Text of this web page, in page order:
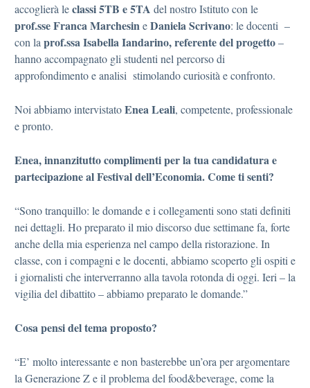
accoglierà leclassi 5TB e 5TA del nostro Istituto con le
prof.sse Franca MarchesineDaniela Scrivano: le docenti –
con la prof.ssa Isabella Iandarino, referente del progetto–
hanno accompagnato gli studenti nel percorso di
approfondimento e analisi stimolando curiosità e confronto.
Noi abbiamo intervistatoEnea Leali, competente, professionale
e pronto.
Enea, innanzitutto complimenti per la tua candidatura e
partecipazione al Festival dell’Economia. Come ti senti?
“Sono tranquillo: le domande e i collegamenti sono stati definiti
nei dettagli. Ho preparato il mio discorso due settimane fa, forte
anche della mia esperienza nel campo della ristorazione. In
classe, con i compagni e le docenti, abbiamo scoperto gli ospiti e
i giornalisti che interverranno alla tavola rotonda di oggi. Ieri – la
vigilia del dibattito – abbiamo preparato le domande.”
Cosa pensi del tema proposto?
“E’ molto interessante e non basterebbe un’ora per argomentare
la Generazione Z e il problema del food&beverage, come la